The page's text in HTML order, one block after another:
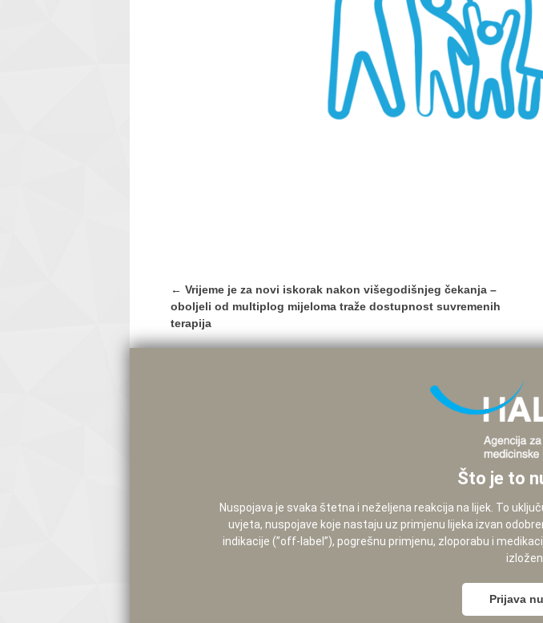
Post
navigation
← Vrijeme je za novi iskorak nakon višegodišnjeg čekanja –
oboljeli od multiplog mijeloma traže dostupnost suvremenih
terapija
Što je to
Nuspojava je svaka štetna i neželjena reakcija na lijek. To
uvjeta, nuspojave koje nastaju uz primjenu lijeka izvan
indikacije (”off-label”), pogrešnu primjenu, zloporabu i
Prijava